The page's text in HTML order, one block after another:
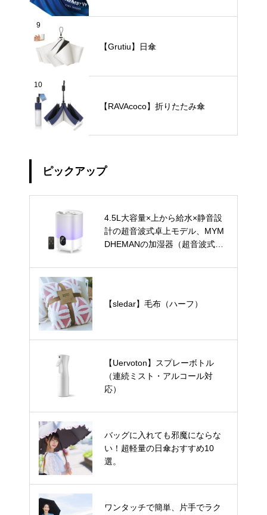
9
【Grutiu】日傘
10
【RAVAcoco】折りたたみ傘
ピックアップ
4.5L大容量×上から給水×静音設
計の超音波式卓上モデル、MYM
DHEMANの加湿器（超音波式・
【sledar】毛布（ハーフ）
【Uervoton】スプレーボトル
（連続ミスト・アルコール対
応）
バッグに入れても邪魔にならな
い！超軽量の日傘おすすめ10
選。
ワンタッチで簡単、片手でラク